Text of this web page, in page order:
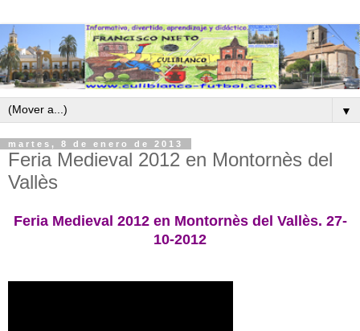
▼
martes, 8 de enero de 2013
Feria Medieval 2012 en Montornès del
Vallès
Feria Medieval 2012 en Montornès del Vallès. 27-
10-2012